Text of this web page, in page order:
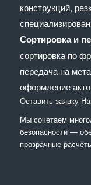
конструкций,
Сортировка и
сортировка по
передача на
оформление
Оставить заявку
Мы сочетaем
безопасности —
прозрачные